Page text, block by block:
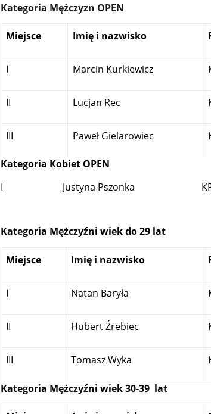
Kategoria Mężczyzn OPEN
Miejsce Imię i nazwisko
I Marcin Kurkiewicz
II Lucjan Rec
III Paweł Gielarowiec
Kategoria Kobiet OPEN
I Justyna Pszonka KP PSP
Kategoria Mężczyźni wiek do 29 lat
Miejsce Imię i nazwisko
I Natan Baryła
II Hubert Źrebiec
III Tomasz Wyka
Kategoria Mężczyźni wiek 30-39 lat